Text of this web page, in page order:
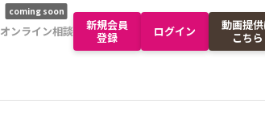
オンライン相談
coming soon
新規会員
登録
ログイン
動画提
こちら